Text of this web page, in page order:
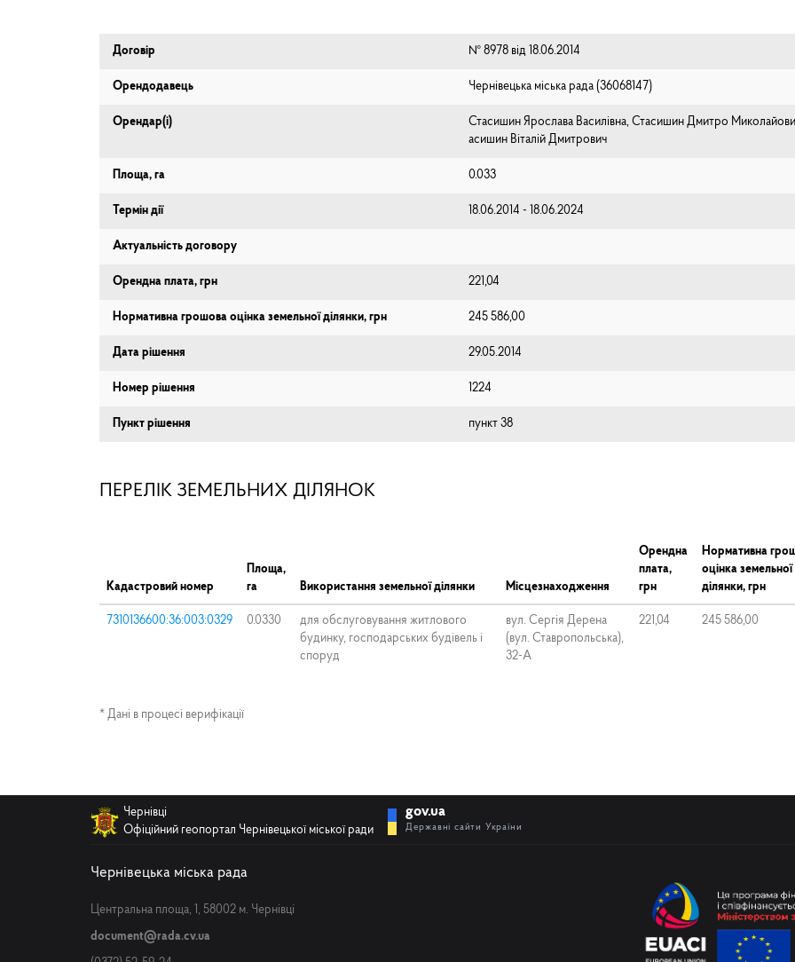
Договір № 8978 від 18.06.2014
Орендодавець Чернівецька міська рада (⁨36068147⁩)
Орендар(і)
Стасишин Ярослава Василівна, Стасишин Дмитро
асишин Віталій Дмитрович
Площа, га 0.033
Термін дії 18.06.2014 - 18.06.2024
Актуальність договору
Орендна плата, грн 221,04
Нормативна грошова оцінка земельної ділянки, грн 245 586,00
Дата рішення 29.05.2014
Номер рішення 1224
Пункт рішення пункт 38
ПЕРЕЛІК ЗЕМЕЛЬНИХ ДІЛЯНОК
Кадастровий номер
Площа,
га
Використання земельної ділянки Місцезнаходження
Орендна
плата,
грн
Нормативна
оцінка земельної
ділянки, грн
7310136600:36:003:0329 0.0330
для обслуговування житлового
будинку, господарських будівель і
споруд
вул. Сергія Дерена
(вул. Ставропольська),
32-А
221,04 245 586,00
* Дані в процесі верифікації
Чернівці
Офіційний геопортал Чернівецької міської ради
gov.ua
Державні сайти України
Чернівецька міська рада
Центральна площа, 1, 58002 м. Чернівці
document@rada.cv.ua